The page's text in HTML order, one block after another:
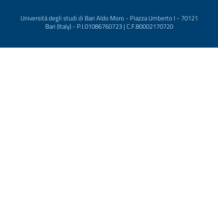
Università degli studi di Bari Aldo Moro - Piazza Umberto I - 70121
Bari (Italy) - P.I.01086760723 | C.F.80002170720